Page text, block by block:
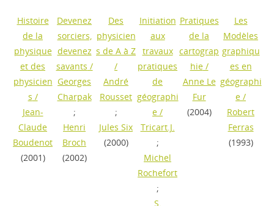
Histoire
de la
physique
et des
physicien
s /
Jean-
Claude
Boudenot
(2001)
Devenez
sorciers,
devenez
savants /
Georges
Charpak
;
Henri
Broch
(2002)
Des
physicien
s de A à Z
/
André
Rousset
;
Jules Six
(2000)
Initiation
aux
travaux
pratiques
de
géographi
e /
Tricart.J.
;
Michel
Rochefort
;
S.
Pratiques
de la
cartograp
hie/
Anne Le
Fur
(2004)
Les
Modèles
graphiqu
es en
géographi
e /
Robert
Ferras
(1993)